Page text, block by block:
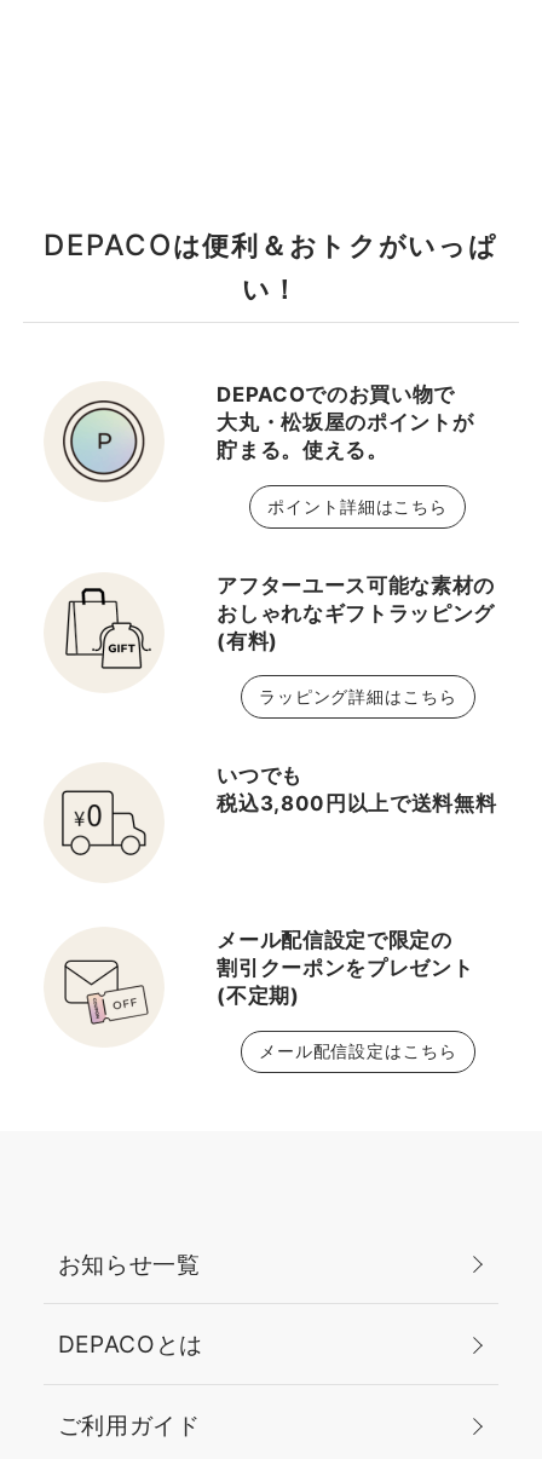
DEPACOは便利＆おトクがいっぱ
い！
DEPACOでのお買い物で
大丸・松坂屋のポイントが
貯まる。使える。
ポイント詳細はこちら
アフターユース可能な素材の
おしゃれなギフトラッピング
(有料)
ラッピング詳細はこちら
いつでも
税込3,800円以上で送料無料
メール配信設定で限定の
割引クーポンをプレゼント
(不定期)
メール配信設定はこちら
お知らせ一覧
DEPACOとは
ご利用ガイド